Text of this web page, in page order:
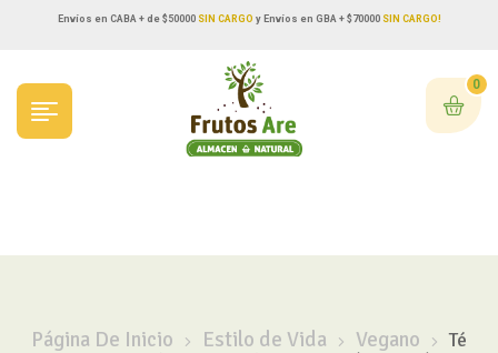
Envíos en CABA + de $50000SIN CARGO y Envíos en GBA + $70000 SIN CARGO!
0
Página De Inicio Estilo de Vida Vegano
Té